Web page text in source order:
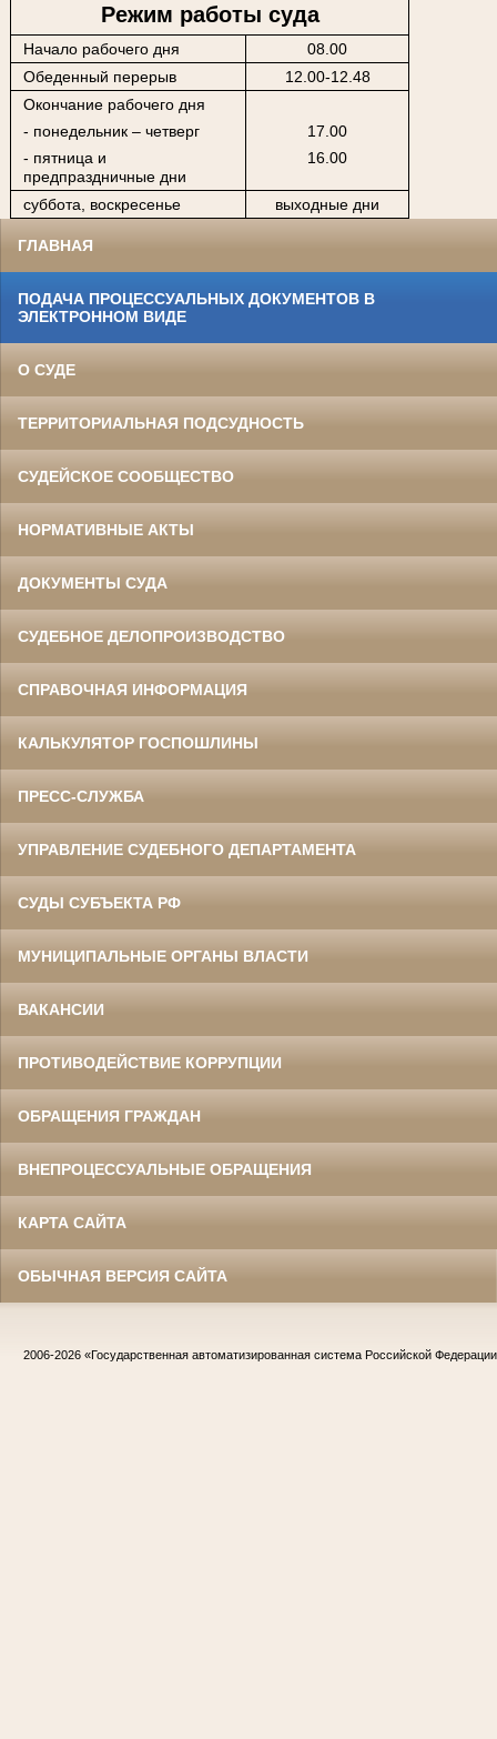
Режим работы суда
Начало рабочего дня
08.00
Обеденный перерыв
12.00-12.48
Окончание рабочего дня
- понедельник – четверг
- пятница и
предпраздничные дни
17.00
16.00
суббота, воскресенье выходные дни
ГЛАВНАЯ
ПОДАЧА ПРОЦЕССУАЛЬНЫХ ДОКУМЕНТОВ В
ЭЛЕКТРОННОМ ВИДЕ
О СУДЕ
ТЕРРИТОРИАЛЬНАЯ ПОДСУДНОСТЬ
СУДЕЙСКОЕ СООБЩЕСТВО
НОРМАТИВНЫЕ АКТЫ
ДОКУМЕНТЫ СУДА
СУДЕБНОЕ ДЕЛОПРОИЗВОДСТВО
СПРАВОЧНАЯ ИНФОРМАЦИЯ
КАЛЬКУЛЯТОР ГОСПОШЛИНЫ
ПРЕСС-СЛУЖБА
УПРАВЛЕНИЕ СУДЕБНОГО ДЕПАРТАМЕНТА
СУДЫ СУБЪЕКТА РФ
МУНИЦИПАЛЬНЫЕ ОРГАНЫ ВЛАСТИ
ВАКАНСИИ
ПРОТИВОДЕЙСТВИЕ КОРРУПЦИИ
ОБРАЩЕНИЯ ГРАЖДАН
ВНЕПРОЦЕССУАЛЬНЫЕ ОБРАЩЕНИЯ
КАРТА САЙТА
ОБЫЧНАЯ ВЕРСИЯ САЙТА
2006-2026 «Государственная автоматизированная система Российской